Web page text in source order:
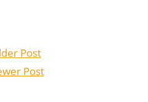
Post
Post